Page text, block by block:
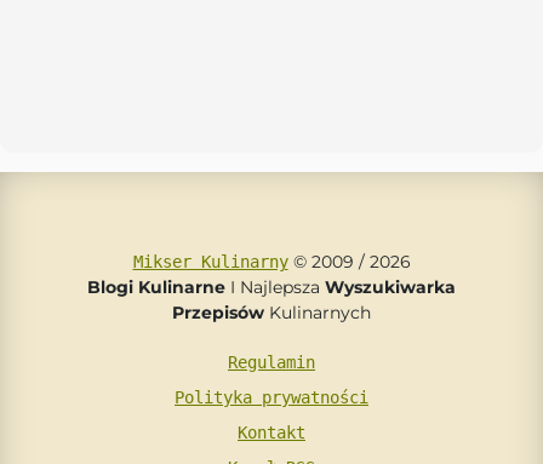
Mikser Kulinarny© 2009 / 2026
Blogi Kulinarne I Najlepsza Wyszukiwarka
Przepisów Kulinarnych
Regulamin
Polityka prywatności
Kontakt